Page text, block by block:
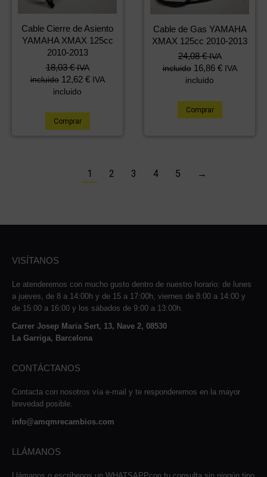
Cable Cierre de Asiento
YAMAHA XMAX 125cc
2010-2013
18,03€ IVA
incluido 12,62 € IVA
incluido
Comprar
Cable de Gas YAMAHA
XMAX 125cc 2010-2013
24,08€ IVA
incluido 16,86 € IVA
incluido
Comprar
1 2 3 4 5 →
VISÍTANOS
Le atenderemos con mucho gusto dentro de nuestro horario: de lunes
a jueves, de 8 a 14:00h y de 15 a 17:00h, viernes de 8:00 a 14:00 y
de 15:00 a 16:00 y los sábados de 9:00 a 13:00h.
Carrer Josep Maria Sert, 13, Nave 2, 08530
La Garriga, Barcelona
CONTÁCTANOS
Contacta con nosotros vía e-mail y te responderemos en la mayor
brevedad posible.
info@amqmrecambios.com
LLÁMANOS